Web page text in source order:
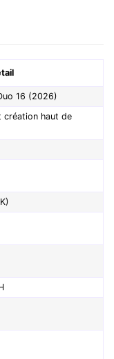
16 (2026)
création haut de